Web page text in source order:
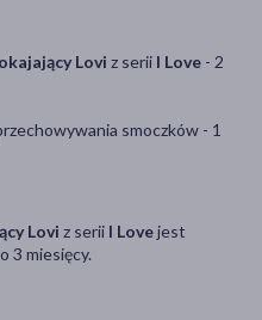
Lovi z serii I Love - 2
smoczków - 1
Lovi z serii I Lovejest
3 miesięcy.